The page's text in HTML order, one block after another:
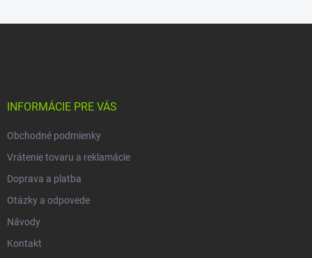
INFORMÁCIE PRE VÁS
Obchodné podmienky
Vrátenie tovaru a reklamácie
Doprava a platba
Otázky a odpovede
Návody
Kontakt